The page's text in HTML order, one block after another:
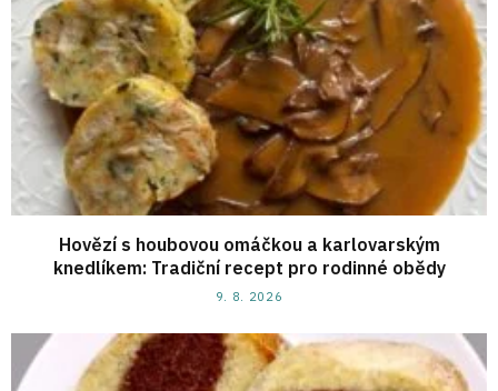
Hovězí s houbovou omáčkou a karlovarským
knedlíkem: Tradiční recept pro rodinné obědy
9. 8. 2026